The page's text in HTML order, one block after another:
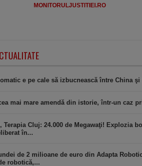
MONITORULJUSTITIEI.RO
e pe cale să izbucnească între China şi
mai mare amendă din istorie, într-un caz
Terapia Cluj: 24.000 de Megawaţi! Explozia
în...
de 2 milioane de euro din Adapta
robotică,...